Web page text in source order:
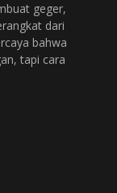
geger,
dari
bahwa
tapi cara